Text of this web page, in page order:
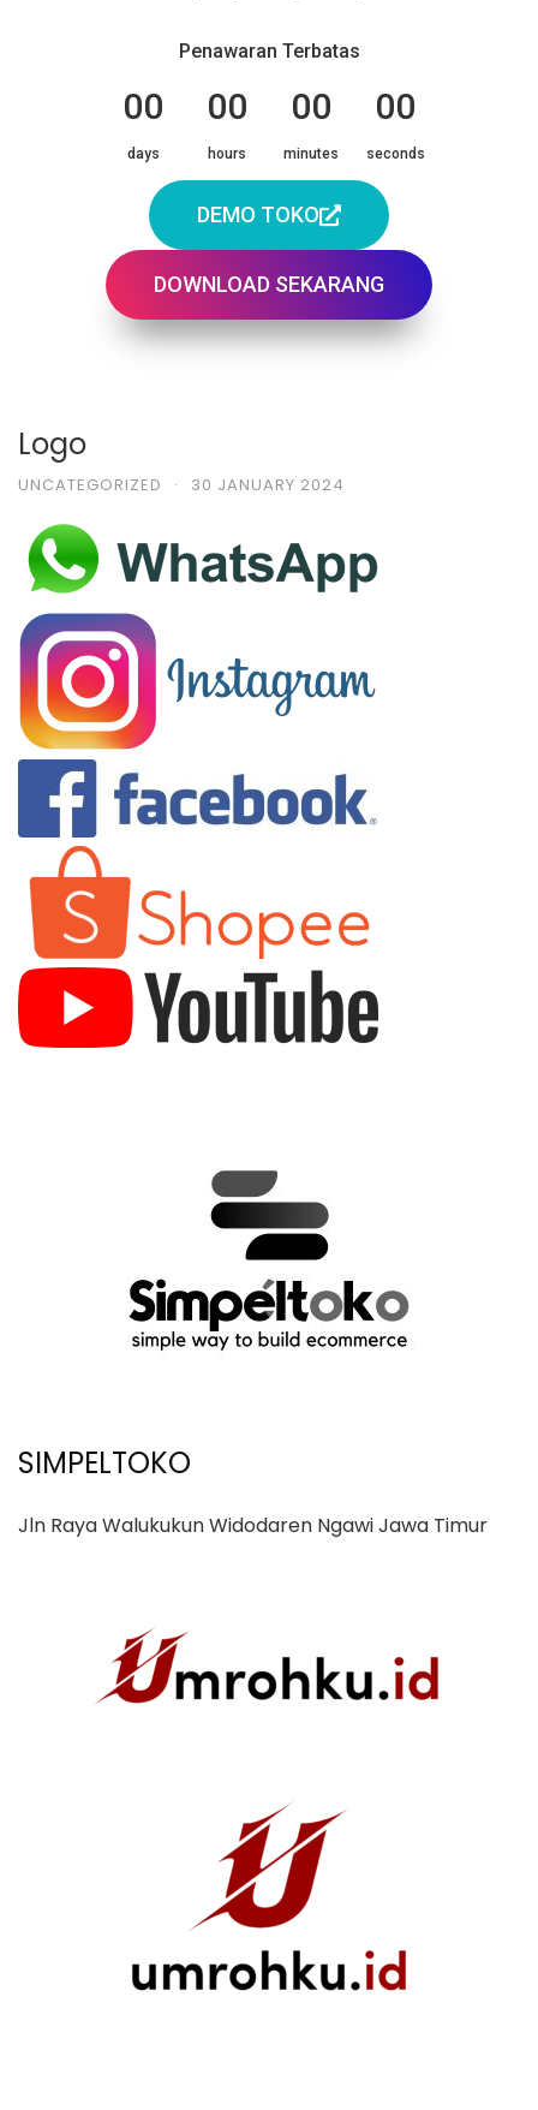
Penawaran Terbatas
00
days
00
hours
00
minutes
00
seconds
DEMO TOKO
DOWNLOAD SEKARANG
Logo
UNCATEGORIZED · 30 JANUARY 2024
SIMPELTOKO
Jln Raya Walukukun Widodaren Ngawi Jawa Timur